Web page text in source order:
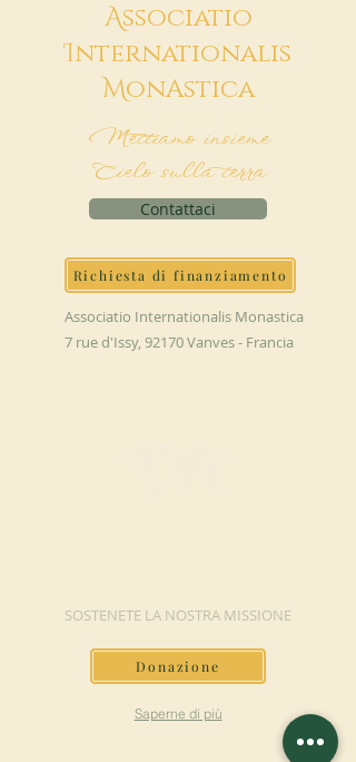
Associatio
Internationalis
MonAstica
Mettiamo insieme
Cielo sulla terra
Contattaci
Richiesta di finanziamento
Associatio Internationalis Monastica
7 rue d'Issy, 92170 Vanves - Francia
SOSTENETE LA NOSTRA MISSIONE
Donazione
Saperne di più